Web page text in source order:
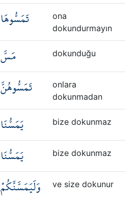
تَمَسُّوهَا
ona
dokundurmayın
مَسَّ dokunduğu
تَمَسُّوهُنَّ
onlara
dokunmadan
يَمَسُّنَا bize dokunmaz
يَمَسُّنَا bize dokunmaz
وَلَيَمَسَّنَّكُمْ ve size dokunur